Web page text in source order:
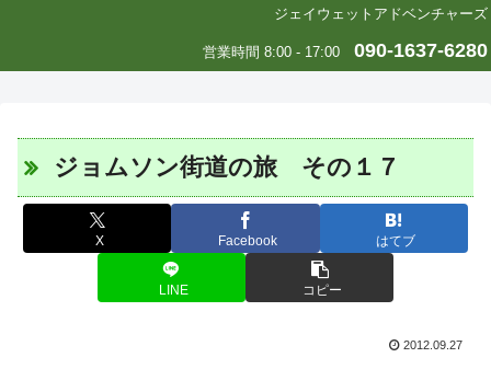
ジェイウェットアドベンチャーズ
営業時間 8:00 - 17:00 090-1637-6280
ジョムソン街道の旅 その１７
X Facebook はてブ
LINE コピー
2012.09.27